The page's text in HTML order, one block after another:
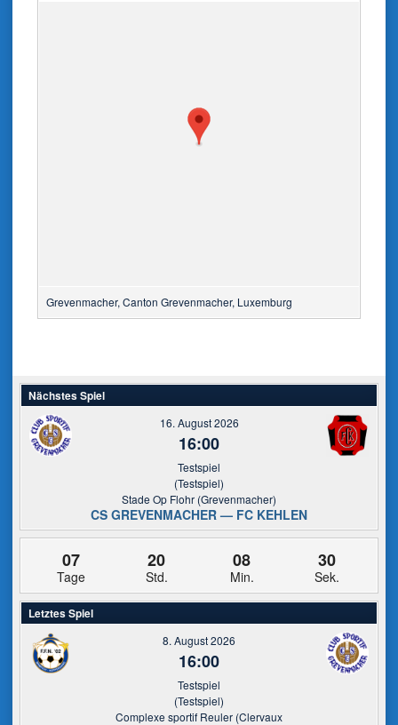
Grevenmacher, Canton Grevenmacher, Luxemburg
Nächstes Spiel
16. August 2026
16:00
Testspiel
(Testspiel)
Stade Op Flohr (Grevenmacher)
CS GREVENMACHER — FC KEHLEN
07
Tage
20
Std.
08
Min.
30
Sek.
Letztes Spiel
8. August 2026
16:00
Testspiel
(Testspiel)
Complexe sportif Reuler (Clervaux